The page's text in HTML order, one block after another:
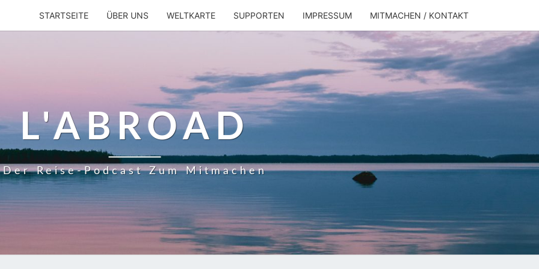
STARTSEITE ÜBER UNS WELTKARTE SUPPORTEN IMPRESSUM MITMACHEN / KONTAKT
L'ABROAD
Der Reise-Podcast Zum Mitmachen